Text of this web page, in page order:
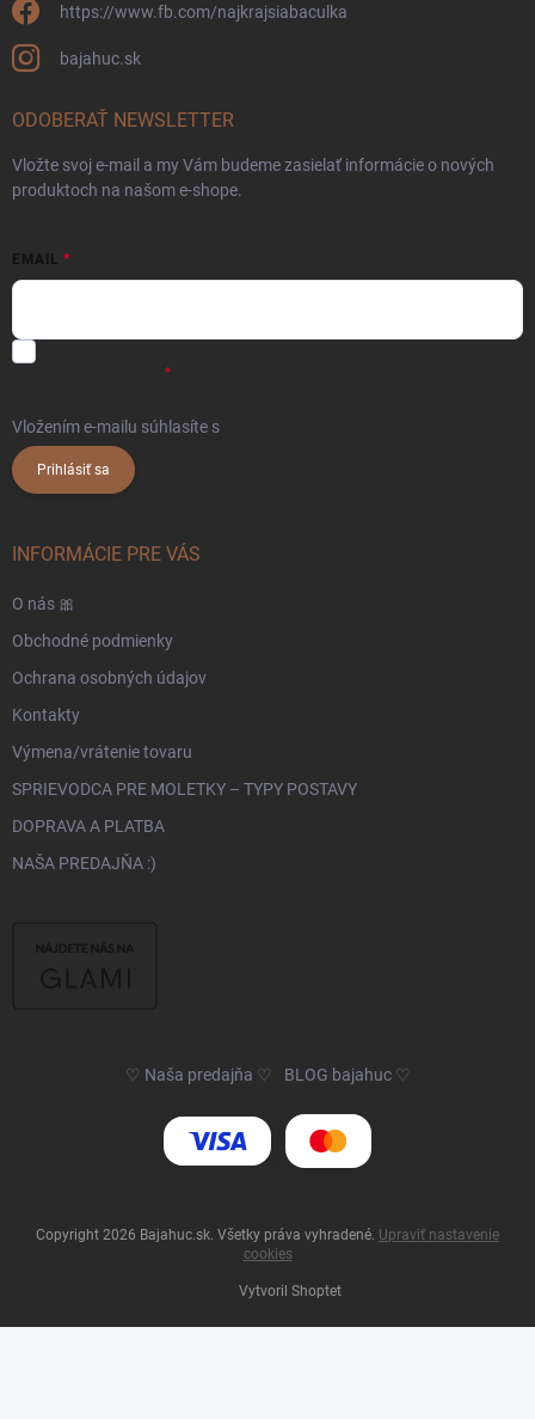
https://www.fb.com/najkrajsiabaculka
bajahuc.sk
ODOBERAŤ NEWSLETTER
Vložte svoj e-mail a my Vám budeme zasielať informácie o nových
produktoch na našom e-shope.
EMAIL
Vložením e-mailu súhlasíte s
Prihlásiť sa
INFORMÁCIE PRE VÁS
O nás 🎀
Obchodné podmienky
Ochrana osobných údajov
Kontakty
Výmena/vrátenie tovaru
SPRIEVODCA PRE MOLETKY – TYPY POSTAVY
DOPRAVA A PLATBA
NAŠA PREDAJŇA :)
♡ Naša predajňa ♡ BLOG bajahuc ♡
Vytvoril Shoptet
Copyright 2026 Bajahuc.sk . Všetky práva vyhradené. Upraviť nastavenie
cookies